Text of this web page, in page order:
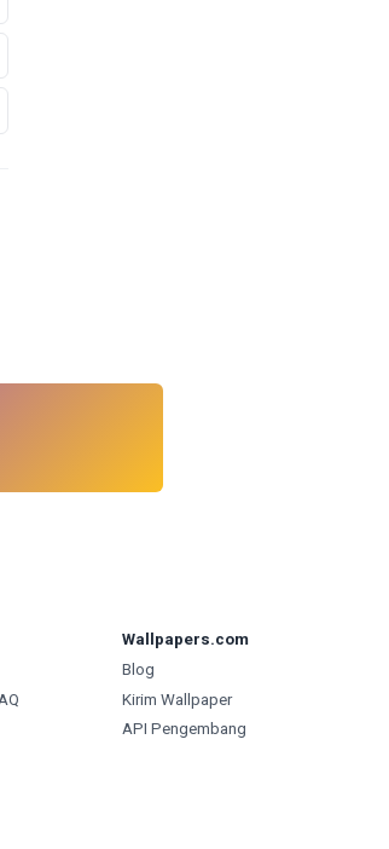
Mewarnai
Wallpapers.com
Blog
Kirim Wallpaper
API Pengembang